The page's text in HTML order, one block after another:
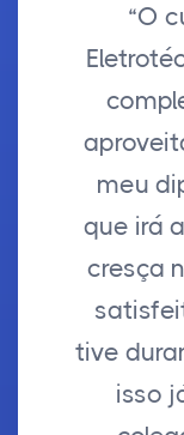
“O
meu
que irá
cresça
tive
isso